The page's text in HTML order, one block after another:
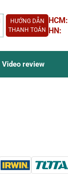
HƯỚNG DẪN
THANH TOÁN
HCM:
HN:
Video review